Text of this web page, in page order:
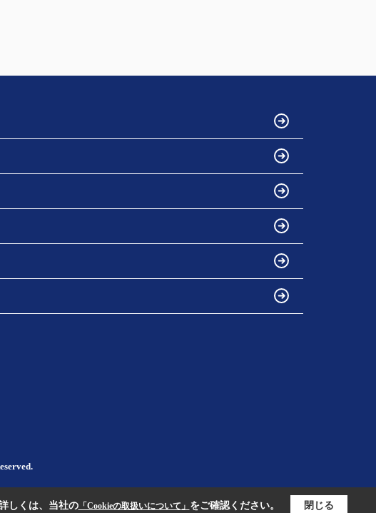
しくは、当社の「Cookieの取扱いについて」 をご確認ください。 閉じる